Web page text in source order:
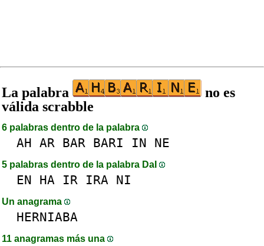
La palabra
no es
válida scrabble
6 palabras dentro de la palabra
AH AR BAR BARI IN NE
5 palabras dentro de la palabra DaI
EN HA IR IRA NI
Un anagrama
HERNIABA
11 anagramas más una